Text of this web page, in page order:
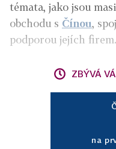
témata, jako jsou
obchodu s Čínou,
podporou jejích firem.
ZBÝVÁ
na